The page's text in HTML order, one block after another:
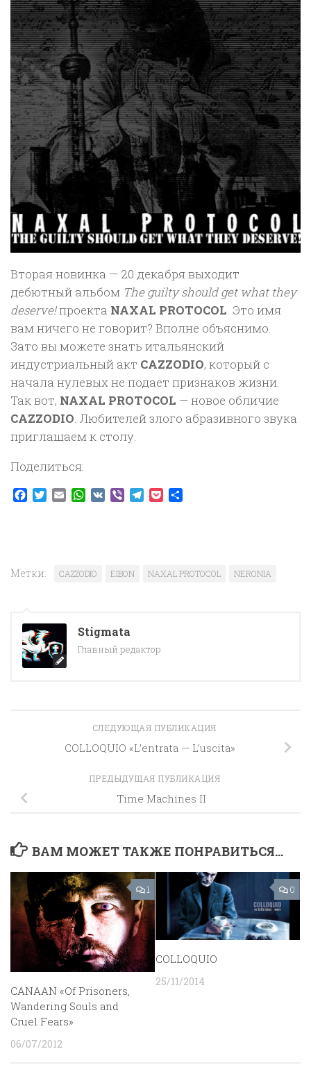
Вторая новинка — 20 декабря выходит
дебютный альбом The guilty should get what they
deserve!проекта NAXAL PROTOCOL. Это имя
вам ничего не говорит? Вполне объяснимо.
Зато вы можете знать итальянский
индустриальный акт CAZZODIO, который с
начала нулевых не подает признаков жизни.
Так вот, NAXAL PROTOCOL — новое обличие
CAZZODIO. Любителей злого абразивного звука
приглашаем к столу.
Поделиться:
Facebook
TwitterEmailWhatsApp
VK ViberTelegram
Pocket
Метки: CAZZODIO EIBON NAXAL PROTOCOL NERONIA
Stigmata
Главный редактор
СЛЕДУЮЩАЯ ПУБЛИКАЦИЯ
COLLOQUIO «L’entrata — L’uscita»
ПРЕДЫДУЩАЯ ПУБЛИКАЦИЯ
Time Machines II
ВАМ МОЖЕТ ТАКЖЕ ПОНРАВИТЬСЯ...
1
CANAAN «Of Prisoners,
Wandering Souls and
Cruel Fears»
06/07/2012
0
COLLOQUIO
25/11/2014